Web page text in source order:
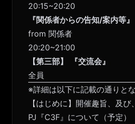
20:15~20:20
『関係者からの告知/案内等』
from 関係者
20:20~21:00
【第三部】
『交流会』
全員
※詳細は以下に記載の通りと
【はじめに】開催趣旨、及び
PJ『C3F』について（予定）